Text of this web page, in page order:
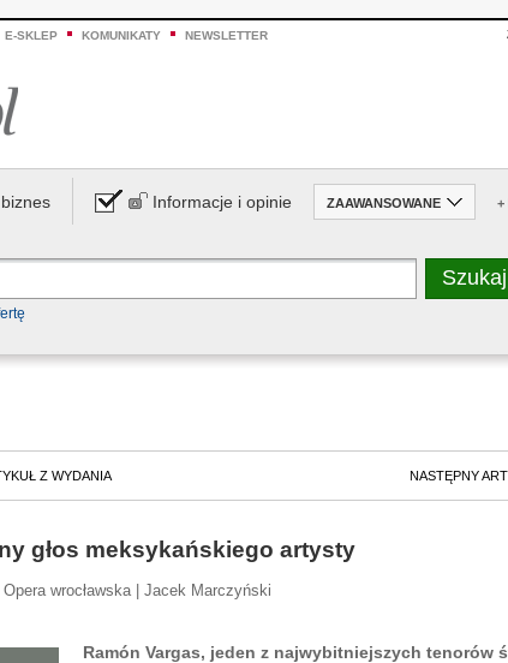
E-SKLEP KOMUNIKATY NEWSLETTER
Informacje i opinie ZAAWANSOWANE +
Z WYDANIA NASTĘPNY
głos meksykańskiego artysty
wrocławska | Jacek Marczyński
Ramón Vargas, jeden z najwybitniejszych tenorów